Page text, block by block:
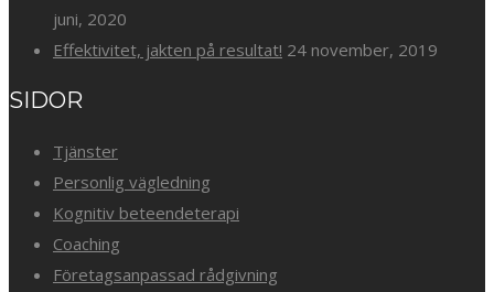
juni, 2020
Effektivitet, jakten på resultat! 24 november, 2019
SIDOR
Tjänster
Personlig vägledning
Kognitiv beteendeterapi
Coaching
Företagsanpassad rådgivning